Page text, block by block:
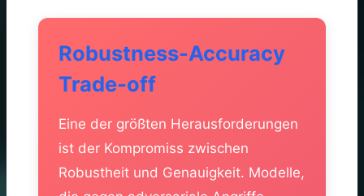
Robustness-Accuracy
Trade-off
Eine der größten Herausforderungen
ist der Kompromiss zwischen
Robustheit und Genauigkeit. Modelle,